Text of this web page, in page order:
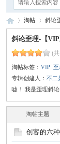
淘帖 斜论
斜论歪理-【VIP
(
淘帖标签：VIP
专辑创建人：不二
嘘！ 我是歪理斜
淘帖主题
创客的六